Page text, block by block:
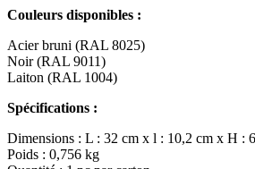
Couleurs disponibles :
Acier bruni (RAL 8025)
Noir (RAL 9011)
Laiton (RAL 1004)
Spécifications :
Dimensions : L : 32 cm x l : 10,2 cm x H :
Poids : 0,756 kg